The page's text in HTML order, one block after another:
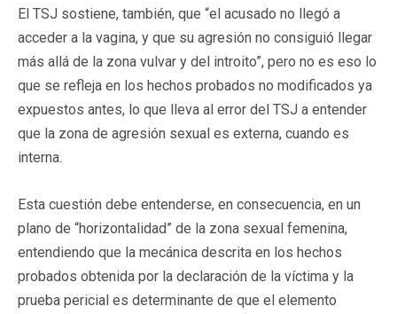
El TSJ sostiene, también, que “el acusado no llegó a
acceder a la vagina, y que su agresión no consiguió llegar
más allá de la zona vulvar y del introito”, pero no es eso lo
que se refleja en los hechos probados no modificados ya
expuestos antes, lo que lleva al error del TSJ a entender
que la zona de agresión sexual es externa, cuando es
interna.
Esta cuestión debe entenderse, en consecuencia, en un
plano de “horizontalidad” de la zona sexual femenina,
entendiendo que la mecánica descrita en los hechos
probados obtenida por la declaración de la víctima y la
prueba pericial es determinante de que el elemento